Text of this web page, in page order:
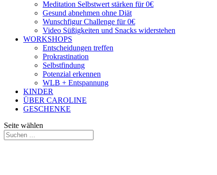
Meditation Selbstwert stärken für 0€
Gesund abnehmen ohne Diät
Wunschfigur Challenge für 0€
Video Süßigkeiten und Snacks widerstehen
WORKSHOPS
Entscheidungen treffen
Prokrastination
Selbstfindung
Potenzial erkennen
WLB + Entspannung
KINDER
ÜBER CAROLINE
GESCHENKE
Seite wählen